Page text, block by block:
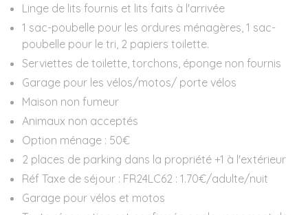
Linge de lits fournis et lits faits à l'arrivée
1 sac-poubelle pour les ordures ménagères, 1 sac-
poubelle pour le tri, 2 papiers toilette.
Serviettes de toilette, torchons, éponge non fournis
Garage pour les vélos/motos/ porte vélos
Maison non fumeur
Animaux non acceptés
Option ménage : 50€
2 places de parking dans la propriété +1 à l'extérieur
Réf Taxe de séjour : FR24LC62 : 1.70€/adulte/nuit
Garage pour vélos et motos